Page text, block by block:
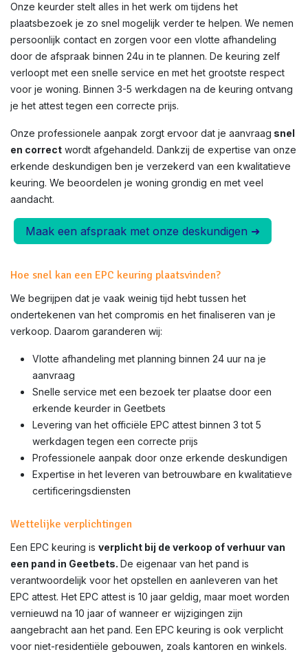
Onze keurder stelt alles in het werk om tijdens het
plaatsbezoek je zo snel mogelijk verder te helpen. We nemen
persoonlijk contact en zorgen voor een vlotte afhandeling
door de afspraak binnen 24u in te plannen. De keuring zelf
verloopt met een snelle service en met het grootste respect
voor je woning. Binnen 3-5 werkdagen na de keuring ontvang
je het attest tegen een correcte prijs.
Onze professionele aanpak zorgt ervoor dat je aanvraag snel
en correct wordt afgehandeld. Dankzij de expertise van onze
erkende deskundigen ben je verzekerd van een kwalitatieve
keuring. We beoordelen je woning grondig en met veel
aandacht.
Maak een afspraak met onze deskundigen ➜
Hoe snel kan een EPC keuring plaatsvinden?
We begrijpen dat je vaak weinig tijd hebt tussen het
ondertekenen van het compromis en het finaliseren van je
verkoop. Daarom garanderen wij:
Vlotte afhandeling met planning binnen 24 uur na je
aanvraag
Snelle service met een bezoek ter plaatse door een
erkende keurder in Geetbets
Levering van het officiële EPC attest binnen 3 tot 5
werkdagen tegen een correcte prijs
Professionele aanpak door onze erkende deskundigen
Expertise in het leveren van betrouwbare en kwalitatieve
certificeringsdiensten
Wettelijke verplichtingen
Een EPC keuring is verplicht bij de verkoop of verhuur van
een pand in Geetbets. De eigenaar van het pand is
verantwoordelijk voor het opstellen en aanleveren van het
EPC attest. Het EPC attest is 10 jaar geldig, maar moet worden
vernieuwd na 10 jaar of wanneer er wijzigingen zijn
aangebracht aan het pand. Een EPC keuring is ook verplicht
voor niet-residentiële gebouwen, zoals kantoren en winkels.